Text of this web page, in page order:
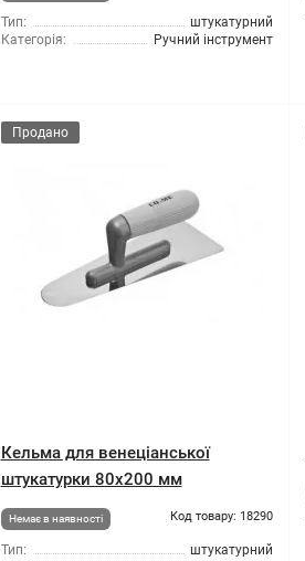
Тип:
штукатурний
Категорія:
Ручний інструмент
Продано
Кельма для венеціанської
штукатурки 80x200 мм
Немає в наявності Код товару: 18290
Тип:
штукатурний